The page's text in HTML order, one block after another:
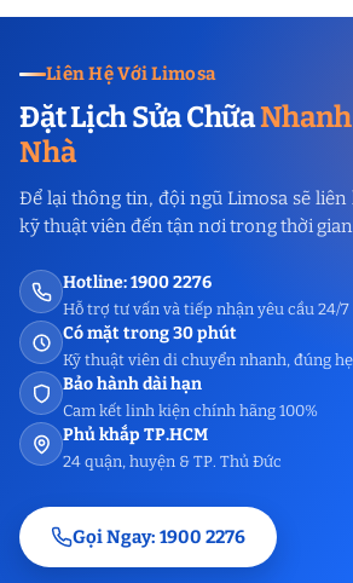
Liên Hệ Với Limosa
Đặt Lịch Sửa ChữaNhanh
Nhà
Để lại thông tin, đội ngũ Limosa sẽ liên
kỹ thuật viên đến tận nơi trong thời
Hotline: 1900 2276
Hỗ trợ tư vấn và tiếp nhận yêu cầu 24/7
Có mặt trong 30 phút
Kỹ thuật viên di chuyển nhanh, đúng
Bảo hành dài hạn
Cam kết linh kiện chính hãng 100%
Phủ khắp TP.HCM
24 quận, huyện & TP. Thủ Đức
Gọi Ngay: 1900 2276